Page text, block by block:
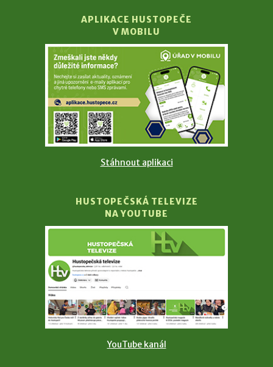
APLIKACE HUSTOPEČE
V MOBILU
Stáhnout aplikaci
HUSTOPEČSKÁ TELEVIZE
NA YOUTUBE
YouTube kanál